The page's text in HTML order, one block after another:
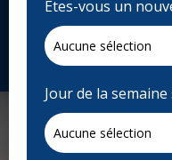
Demandez un
munroedentalcentre.ca
Êtes-vous un
Jour de la